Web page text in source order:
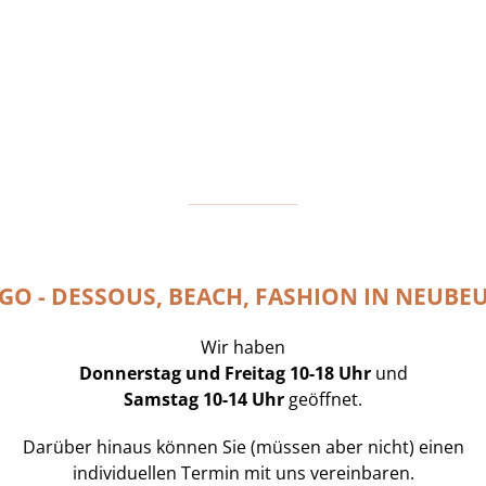
- DESSOUS, BEACH, FASHION IN
Wir haben
Donnerstag und Freitag 10-18 Uhrund
Samstag 10-14 Uhr geöffnet.
Darüber hinaus können Sie (müssen aber nicht) einen
individuellen Termin mit uns vereinbaren.